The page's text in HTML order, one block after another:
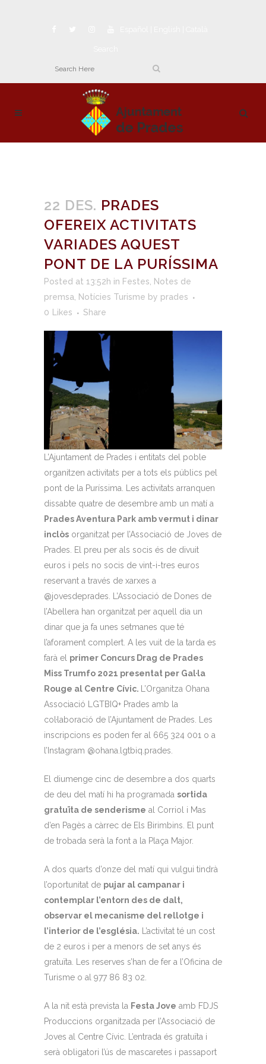
22 DES. PRADES
OFEREIX ACTIVITATS
VARIADES AQUEST
PONT DE LA PURÍSSIMA
Posted at 13:52h in Festes
Notes de
premsa
Notícies Turisme by prades
0
Likes Share
L’Ajuntament de Prades i entitats del poble
organitzen activitats per a tots els públics pel
pont de la Puríssima. Les activitats arranquen
dissabte quatre de desembre amb un matí a
Prades Aventura Park amb vermut i dinar
inclòs organitzat per l’Associació de Joves de
Prades. El preu per als socis és de divuit
euros i pels no socis de vint-i-tres euros
reservant a través de xarxes a
@jovesdeprades. L’Associació de Dones de
l’Abellera han organitzat per aquell dia un
dinar que ja fa unes setmanes que té
l’aforament complert. A les vuit de la tarda es
farà el primer Concurs Drag de Prades
Miss Trumfo 2021 presentat per Gal·la
Rouge al Centre Cívic.
L’Organitza Ohana
Associació LGTBIQ+ Prades amb la
col·laboració de l’Ajuntament de Prades. Les
inscripcions es poden fer al 665 324 001 o a
l’Instagram @ohana.lgtbiq.prades.
El diumenge cinc de desembre a dos quarts
de deu del matí hi ha programada sortida
gratuïta de senderisme al Corriol i Mas
d’en Pagès a càrrec de Els Birimbins. El punt
de trobada serà la font a la Plaça Major.
A dos quarts d’onze del matí qui vulgui tindrà
l’oportunitat de pujar al campanar i
contemplar l’entorn des de dalt,
observar el mecanisme del rellotge i
l’interior de l’església. L’activitat té un cost
de 2 euros i per a menors de set anys és
gratuïta. Les reserves s’han de fer a l’Oficina de
Turisme o al 977 86 83 02.
A la nit està prevista la Festa Jove amb FDJS
Produccions organitzada per l’Associació de
Joves al Centre Cívic. L’entrada és gratuïta i
serà obligatori l’ús de mascaretes i passaport